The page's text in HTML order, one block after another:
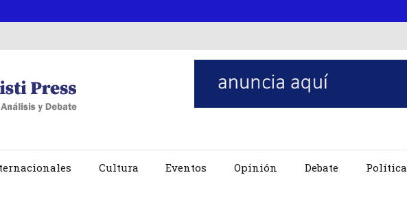
Cultura Eventos Opinión Debate Política